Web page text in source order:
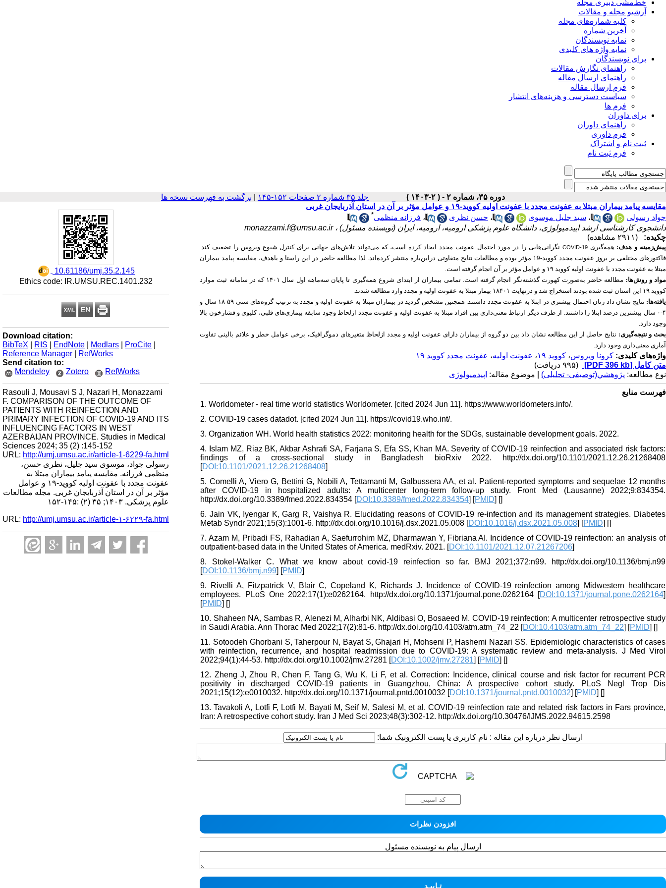
خط‌مشی دبیری مجله
آرشیو مجله و مقالات
کلیه شماره‌های مجله
آخرین شماره
نمایه نویسندگان
نمایه واژه های کلیدی
برای نویسندگان
راهنمای نگارش مقالات
راهنمای ارسال مقاله
فرم ارسال مقاله
سیاست دسترسی و هزینه‌های انتشار
فرم ها
برای داوران
راهنمای داوران
فرم داوری
ثبت نام و اشتراک
فرم ثبت نام
دوره ۳۵، شماره ۲ - ( ۲-۱۴۰۳ ) جلد ۳۵ شماره ۲ صفحات ۱۵۲-۱۴۵ برگشت به فهرست نسخه ها
‎ 10.61186/umj.35.2.145
Ethics code: IR.UMSU.REC.1401.232
Download citation:
BibTeX
RIS EndNote Medlars ProCite
Reference Manager
RefWorks
Send citation to:
Mendeley
Zotero RefWorks
Rasouli J, Mousavi S J, Nazari H, Monazzami
F. COMPARISON OF THE OUTCOME OF
PATIENTS WITH REINFECTION AND
PRIMARY INFECTION OF COVID-19 AND ITS
INFLUENCING FACTORS IN WEST
AZERBAIJAN PROVINCE. Studies in Medical
Sciences 2024; 35 (2) :145-152
URL: http://umj.umsu.ac.ir/article-1-6229-fa.html
رسولی جواد، موسوی سید جلیل، نظری حسن،
منظمی فرزانه. مقایسه پیامد بیماران مبتلا به
عفونت مجدد با عفونت اولیه کووید-۱۹ و عوامل
مؤثر بر آن در استان آذربایجان غربی. مجله مطالعات
علوم پزشکی. ۱۴۰۳; ۳۵ (۲) :۱۴۵-۱۵۲
URL: http://umj.umsu.ac.ir/article-۱-۶۲۲۹-fa.html
مقایسه پیامد بیماران مبتلا به عفونت مجدد با عفونت اولیه کووید-۱۹ و عوامل مؤثر بر آن در استان آذربایجان غربی
جواد رسولی
، سید جلیل موسوی ، حسن نظری ، فرزانه منظمی*
دانشجوی کارشناسی ارشد اپیدمیولوژی، دانشگاه علوم پزشکی ارومیه، ارومیه، ایران (نویسنده مسئول) ،monazzami.f@umsu.ac.ir
چکیده:
(۲۹۱۱ مشاهده)
پیش‌زمینه و هدف: همه‌گیری COVID-19
نگرانی‌هایی را در مورد احتمال عفونت مجدد ایجاد کرده است، که می‌تواند تلاش‌های جهانی برای کنترل شیوع ویروس را تضعیف کند.
فاکتورهای مختلفی بر بروز عفونت مجدد کووید-19 مؤثر بوده و مطالعات نتایج متفاوتی دراین‌باره منتشر کرده‌اند. لذا مطالعه حاضر در این راستا و باهدف، مقایسه پیامد بیماران
مبتلا به عفونت مجدد با عفونت اولیه کووید ۱۹ و عوامل مؤثر بر آن انجام گرفته است.
مواد و روش‌ها:
مطالعه حاضر به‌صورت کهورت گذشته‌نگر انجام گرفته است. تمامی بیماران از ابتدای شروع همه‌گیری تا پایان سه‌ماهه اول سال ۱۴۰۱ که در سامانه ثبت موارد
کووید ۱۹ این استان ثبت شده بودند استخراج شد و درنهایت ۱۸۴۰۱ بیمار مبتلا به عفونت اولیه و مجدد وارد مطالعه شدند.
یافته‌ها:
نتایج نشان داد زنان احتمال بیشتری در ابتلا به عفونت مجدد داشتند. همچنین مشخص گردید در بیماران مبتلا به عفونت اولیه و مجدد به ترتیب گروه‌های سنی ۵۹-۱۸ سال و
۴-۰ سال بیشترین درصد ابتلا را داشتند. از طرف دیگر ارتباط معنی‌داری بین افراد مبتلا به عفونت اولیه و عفونت مجدد ازلحاظ وجود سابقه بیماری‌های قلبی، کلیوی و فشارخون بالا
وجود دارد.
بحث و نتیجه‌گیری: نتایج حاصل از این مطالعه نشان داد بین دو گروه از بیماران دارای عفونت اولیه و مجدد ازلحاظ متغیرهای دموگرافیک، برخی عوامل خطر و علائم بالینی تفاوت
آماری معنی‌داری وجود دارد.
واژه‌های کلیدی: کرونا ویروس، کووید ۱۹ ، عفونت اولیه، عفونت مجدد کووید ۱۹
متن کامل [PDF 396 kb]
(۹۹۵ دریافت)
نوع مطالعه: پژوهشي(توصیفی- تحلیلی) | موضوع مقاله: اپیدمیولوژی
فهرست منابع
1. Worldometer - real time world statistics Worldometer. [cited 2024 Jun 11]. https://www.worldometers.info/.
2. COVID-19 cases datadot. [cited 2024 Jun 11]. https://covid19.who.int/.
3. Organization WH. World health statistics 2022: monitoring health for the SDGs, sustainable development goals. 2022.
4. Islam MZ, Riaz BK, Akbar Ashrafi SA, Farjana S, Efa SS, Khan MA. Severity of COVID-19 reinfection and associated risk factors:
findings of a cross-sectional study in Bangladesh bioRxiv 2022. http://dx.doi.org/10.1101/2021.12.26.21268408
[DOI:10.1101/2021.12.26.21268408]
5. Comelli A, Viero G, Bettini G, Nobili A, Tettamanti M, Galbussera AA, et al. Patient-reported symptoms and sequelae 12 months
after COVID-19 in hospitalized adults: A multicenter long-term follow-up study. Front Med (Lausanne) 2022;9:834354.
http://dx.doi.org/10.3389/fmed.2022.834354 [DOI:10.3389/fmed.2022.834354] [PMID] []
6. Jain VK, Iyengar K, Garg R, Vaishya R. Elucidating reasons of COVID-19 re-infection and its management strategies. Diabetes
Metab Syndr 2021;15(3):1001-6. http://dx.doi.org/10.1016/j.dsx.2021.05.008 [DOI:10.1016/j.dsx.2021.05.008] [PMID] []
7. Azam M, Pribadi FS, Rahadian A, Saefurrohim MZ, Dharmawan Y, Fibriana AI. Incidence of COVID-19 reinfection: an analysis of
outpatient-based data in the United States of America. medRxiv. 2021. [DOI:10.1101/2021.12.07.21267206]
8. Stokel-Walker C. What we know about covid-19 reinfection so far. BMJ 2021;372:n99. http://dx.doi.org/10.1136/bmj.n99
[DOI:10.1136/bmj.n99] [PMID]
9. Rivelli A, Fitzpatrick V, Blair C, Copeland K, Richards J. Incidence of COVID-19 reinfection among Midwestern healthcare
employees. PLoS One 2022;17(1):e0262164. http://dx.doi.org/10.1371/journal.pone.0262164 [DOI:10.1371/journal.pone.0262164]
[PMID] []
10. Shaheen NA, Sambas R, Alenezi M, Alharbi NK, Aldibasi O, Bosaeed M. COVID-19 reinfection: A multicenter retrospective study
in Saudi Arabia. Ann Thorac Med 2022;17(2):81-6. http://dx.doi.org/10.4103/atm.atm_74_22 [DOI:10.4103/atm.atm_74_22] [PMID] []
11. Sotoodeh Ghorbani S, Taherpour N, Bayat S, Ghajari H, Mohseni P, Hashemi Nazari SS. Epidemiologic characteristics of cases
with reinfection, recurrence, and hospital readmission due to COVID-19: A systematic review and meta-analysis. J Med Virol
2022;94(1):44-53. http://dx.doi.org/10.1002/jmv.27281 [DOI:10.1002/jmv.27281] [PMID] []
12. Zheng J, Zhou R, Chen F, Tang G, Wu K, Li F, et al. Correction: Incidence, clinical course and risk factor for recurrent PCR
positivity in discharged COVID-19 patients in Guangzhou, China: A prospective cohort study. PLoS Negl Trop Dis
2021;15(12):e0010032. http://dx.doi.org/10.1371/journal.pntd.0010032 [DOI:10.1371/journal.pntd.0010032] [PMID] []
13. Tavakoli A, Lotfi F, Lotfi M, Bayati M, Seif M, Salesi M, et al. COVID-19 reinfection rate and related risk factors in Fars province,
Iran: A retrospective cohort study. Iran J Med Sci 2023;48(3):302-12. http://dx.doi.org/10.30476/IJMS.2022.94615.2598
ارسال نظر درباره این مقاله : نام کاربری یا پست الکترونیک شما:
ارسال پیام به نویسنده مسئول